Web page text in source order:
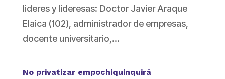
lideres y lideresas: Doctor Javier Araque
Elaica (102), administrador de empresas,
docente universitario,...
No privatizar empochiquinquirá